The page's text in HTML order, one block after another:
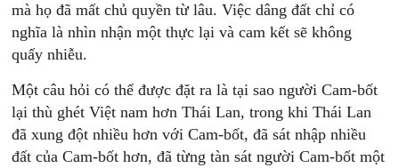
mà họ đã mất chủ quyền từ lâu. Việc dâng đất chỉ có
nghĩa là nhìn nhận một thực lại và cam kết sẽ không
quấy nhiễu.
Một câu hỏi có thể được đặt ra là tại sao người Cam-bốt
lại thù ghét Việt nam hơn Thái Lan, trong khi Thái Lan
đã xung đột nhiều hơn với Cam-bốt, đã sát nhập nhiều
đất của Cam-bốt hơn, đã từng tàn sát người Cam-bốt một